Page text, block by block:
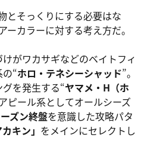
とそっくりにする必要はな
カラーに対する考え方だ。
けがワカサギなどのベイトフィ
“ホロ・テネシーシャッド”。
を発生する“ヤマメ・H（ホ
ピール系としてオールシーズ
ズン終盤を意識した攻略パタ
キン」 をメインにセレクトし